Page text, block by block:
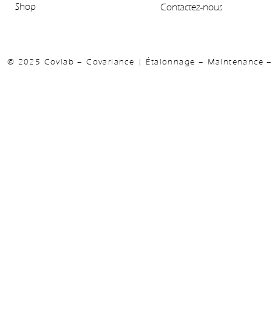
Shop
Contactez-nous
© 2025 Covlab – Covariance | Étalonnage – Maintenance